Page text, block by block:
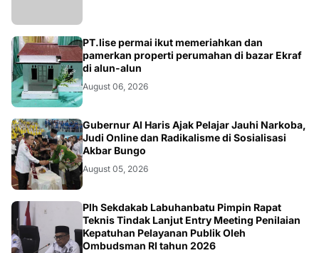
BERITA
PT.lise permai ikut memeriahkan dan
pamerkan properti perumahan di bazar Ekraf
di alun-alun
August 06, 2026
BUNGO
Gubernur Al Haris Ajak Pelajar Jauhi Narkoba,
Judi Online dan Radikalisme di Sosialisasi
Akbar Bungo
August 05, 2026
BERITA
Plh Sekdakab Labuhanbatu Pimpin Rapat
Teknis Tindak Lanjut Entry Meeting Penilaian
Kepatuhan Pelayanan Publik Oleh
Ombudsman RI tahun 2026